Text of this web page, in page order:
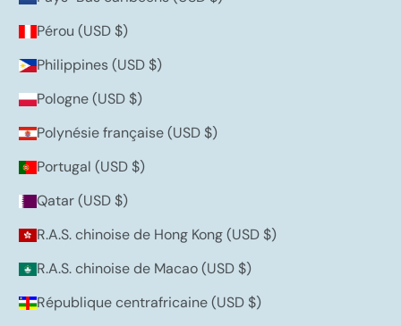
Pérou (USD $)
Philippines (USD $)
Pologne (USD $)
Polynésie française (USD $)
Portugal (USD $)
Qatar (USD $)
R.A.S. chinoise de Hong Kong (USD $)
R.A.S. chinoise de Macao (USD $)
République centrafricaine (USD $)